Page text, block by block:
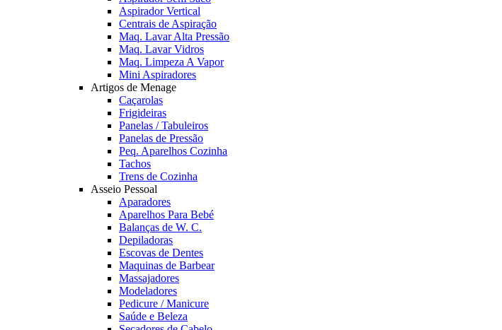
Aspirador Vertical
Centrais de Aspiração
Maq. Lavar Alta Pressão
Maq. Lavar Vidros
Maq. Limpeza A Vapor
Mini Aspiradores
Artigos de Menage
Caçarolas
Frigideiras
Panelas / Tabuleiros
Panelas de Pressão
Peq. Aparelhos Cozinha
Tachos
Trens de Cozinha
Asseio Pessoal
Aparadores
Aparelhos Para Bebé
Balanças de W. C.
Depiladoras
Escovas de Dentes
Maquinas de Barbear
Massajadores
Modeladores
Pedicure / Manicure
Saúde e Beleza